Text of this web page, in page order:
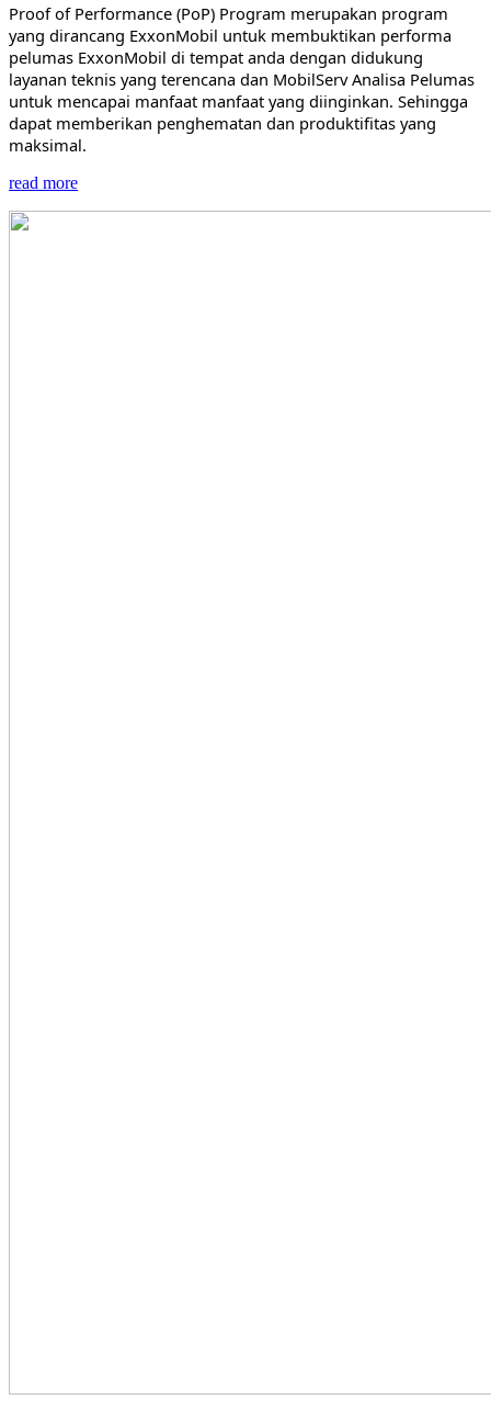
Proof of Performance (PoP) Program merupakan program
yang dirancang ExxonMobil untuk membuktikan performa
pelumas ExxonMobil di tempat anda dengan didukung
layanan teknis yang terencana dan MobilServ Analisa Pelumas
untuk mencapai manfaat manfaat yang diinginkan. Sehingga
dapat memberikan penghematan dan produktifitas yang
maksimal.
read more